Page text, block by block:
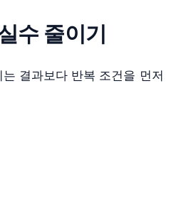
수 줄이기
결과보다 반복 조건을 먼저